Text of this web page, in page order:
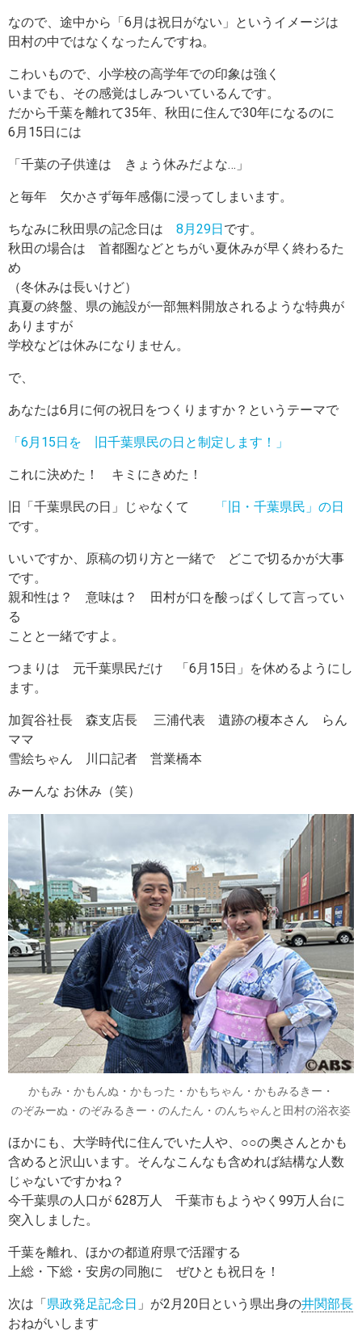
なので、途中から「6月は祝日がない」というイメージは
田村の中ではなくなったんですね。
こわいもので、小学校の高学年での印象は強く
いまでも、その感覚はしみついているんです。
だから千葉を離れて35年、秋田に住んで30年になるのに
6月15日には
「千葉の子供達は きょう休みだよな…」
と毎年 欠かさず毎年感傷に浸ってしまいます。
ちなみに秋田県の記念日は 8月29日です。
秋田の場合は 首都圏などとちがい夏休みが早く終わるた
め
（冬休みは長いけど）
真夏の終盤、県の施設が一部無料開放されるような特典が
ありますが
学校などは休みになりません。
で、
あなたは6月に何の祝日をつくりますか？というテーマで
「6月15日を 旧千葉県民の日と制定します！」
これに決めた！ キミにきめた！
旧「千葉県民の日」じゃなくて
「旧・千葉県民」の日
です。
いいですか、原稿の切り方と一緒で どこで切るかが大事
です。
親和性は？ 意味は？ 田村が口を酸っぱくして言ってい
る
ことと一緒ですよ。
つまりは 元千葉県民だけ 「6月15日」を休めるようにし
ます。
加賀谷社長 森支店長 三浦代表 遺跡の榎本さん らん
ママ
雪絵ちゃん 川口記者 営業橋本
みーんな お休み（笑）
かもみ・かもんぬ・かもった・かもちゃん・かもみるきー・
のぞみーぬ・のぞみるきー・のんたん・のんちゃんと田村の浴衣姿
ほかにも、大学時代に住んでいた人や、○○の奥さんとかも
含めると沢山います。そんなこんなも含めれば結構な人数
じゃないですかね？
今千葉県の人口が 628万人 千葉市もようやく99万人台に
突入しました。
千葉を離れ、ほかの都道府県で活躍する
上総・下総・安房の同胞に ぜひとも祝日を！
次は「県政発足記念日 」が2月20日という県出身の井関部長
おねがいします